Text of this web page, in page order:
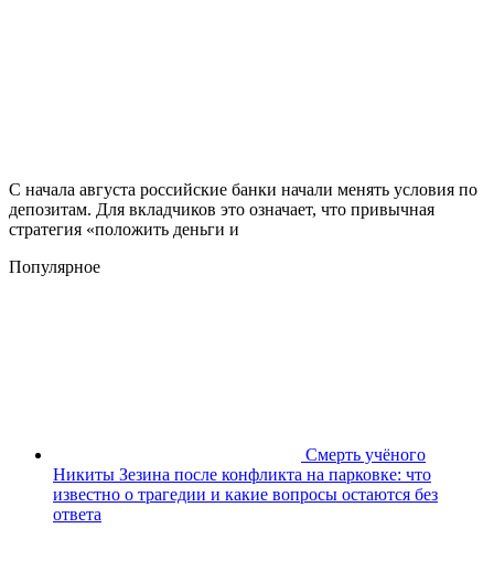
С начала августа российские банки начали менять условия по
депозитам. Для вкладчиков это означает, что привычная
стратегия «положить деньги и
Популярное
Смерть учёного
Никиты Зезина после конфликта на парковке: что
известно о трагедии и какие вопросы остаются без
ответа